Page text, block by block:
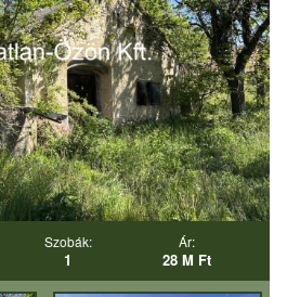
Szobák:
1
Ár:
28 M Ft